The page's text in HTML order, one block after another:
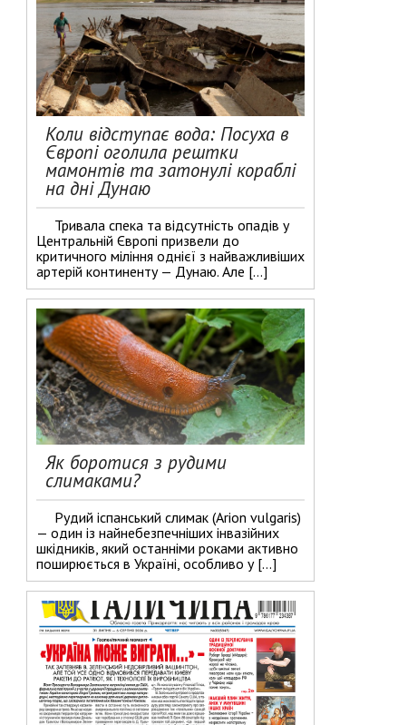
Коли відступає вода: Посуха в
Європі оголила рештки
мамонтів та затонулі кораблі
на дні Дунаю
Тривала спека та відсутність опадів у
Центральній Європі призвели до
критичного міління однієї з найважливіших
артерій континенту — Дунаю. Але […]
Як боротися з рудими
слимаками?
Рудий іспанський слимак (Arion vulgaris)
— один із найнебезпечніших інвазійних
шкідників, який останніми роками активно
поширюється в Україні, особливо у […]